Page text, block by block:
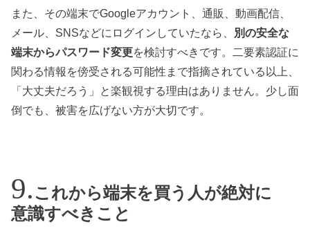
また、その端末でGoogleアカウント、通販、動画配信、
メール、SNSなどにログインしていたなら、
別の安全な
端末からパスワード変更を検討すべきです。二要素認証に
関わる情報を傍受される可能性まで指摘されている以上、
「大丈夫だろう」と楽観視する理由はありません。少し面
倒でも、被害を広げない方が大切です。
これから端末を買う人が絶対に
意識すべきこと